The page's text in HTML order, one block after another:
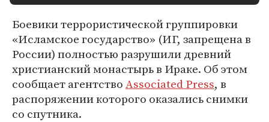
Боевики террористической группировки
«Исламское государство» (ИГ, запрещена в
России) полностью разрушили древний
христианский монастырь в Ираке. Об этом
сообщает агентствоAssociated Press, в
распоряжении которого оказались снимки
со спутника.